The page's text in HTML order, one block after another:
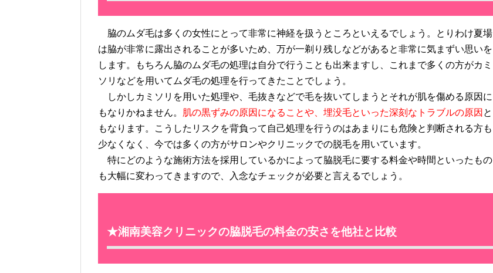
脇のムダ毛は多くの女性にとって非常に神経を扱うところといえるでしょう。とりわけ夏場
は脇が非常に露出されることが多いため、万が一剃り残しなどがあると非常に気まずい思いを
します。もちろん脇のムダ毛の処理は自分で行うことも出来ますし、これまで多くの方がカミ
ソリなどを用いてムダ毛の処理を行ってきたことでしょう。
しかしカミソリを用いた処理や、毛抜きなどで毛を抜いてしまうとそれが肌を傷める原因に
もなりかねません。 肌の黒ずみの原因になることや、埋没毛といった深刻なトラブルの原因 と
もなります。こうしたリスクを背負って自己処理を行うのはあまりにも危険と判断される方も
少なくなく、今では多くの方がサロンやクリニックでの脱毛を用いています。
特にどのような施術方法を採用しているかによって脇脱毛に要する料金や時間といったもの
も大幅に変わってきますので、入念なチェックが必要と言えるでしょう。
★湘南美容クリニックの脇脱毛の料金の安さを他社と比較